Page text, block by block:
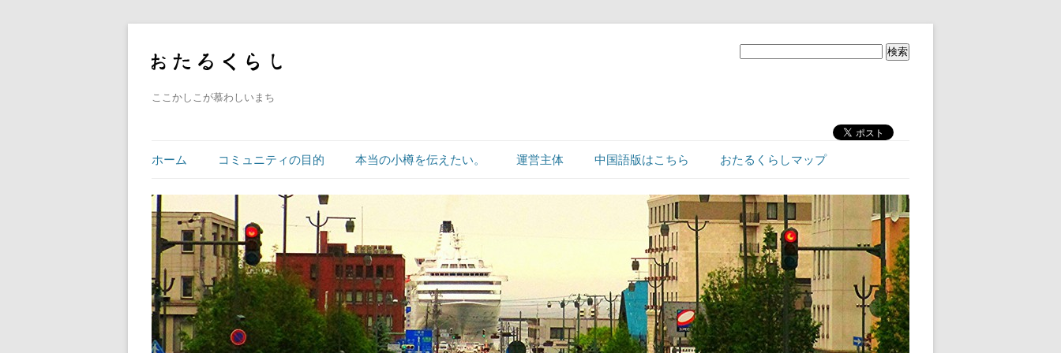
ここかしこが慕わしいまち
ホーム コミュニティの目的 本当の小樽を伝えたい。 運営主体 中国語版はこちら おたるくらしマップ